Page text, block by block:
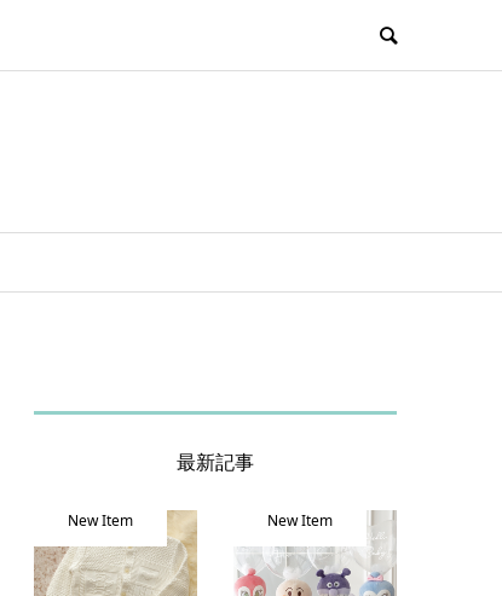
最新記事
New Item New Item